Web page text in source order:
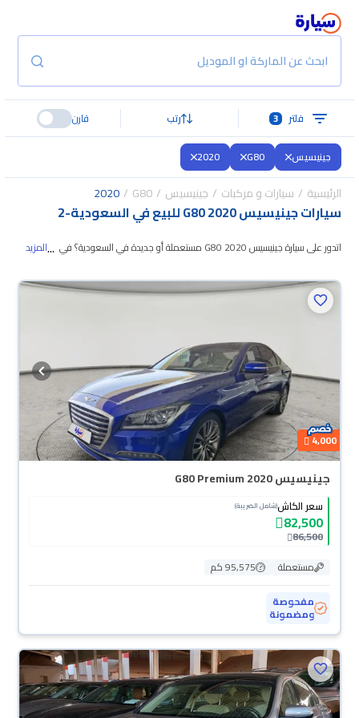
ابحث عن الماركة او الموديل
فلتر 3 رتب قارن
جينيسيس G80
2020
الرئيسية سيارات و مركبات جينيسيس G80
2020
سيارات جينيسيس G80 2020 للبيع في السعودية -
2
اتدور على سيارة جينيسيس G80 2020 مستعملة أو جديدة في السعودية؟ في
سيارات جينيسيس G80 2020 المستعملة مضمونة ومفحوصة بأكثر من 200 نقطة
أو تقسيط، وتحجزها أونلاين، وبتوصلك لين باب بيتك.
...المزيد
4,000
جينيسيس G80 Premium 2020
سعر الكاش(شامل الضريبة)
82,500
86,500
مستعملة
95,575 كم
مفحوصة
ومضمونة